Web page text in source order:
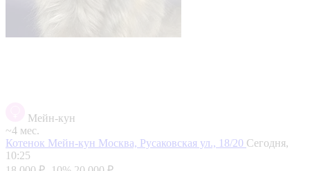
Мейн-кун
~4 мес.
Котенок Мейн-кун Москва, Русаковская ул., 18/20 Сегодня,
10:25